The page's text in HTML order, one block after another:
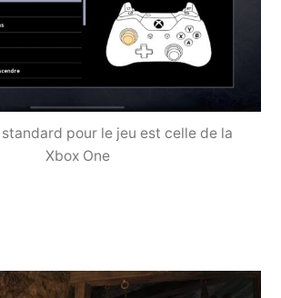
pour le jeu est celle de la
Xbox One